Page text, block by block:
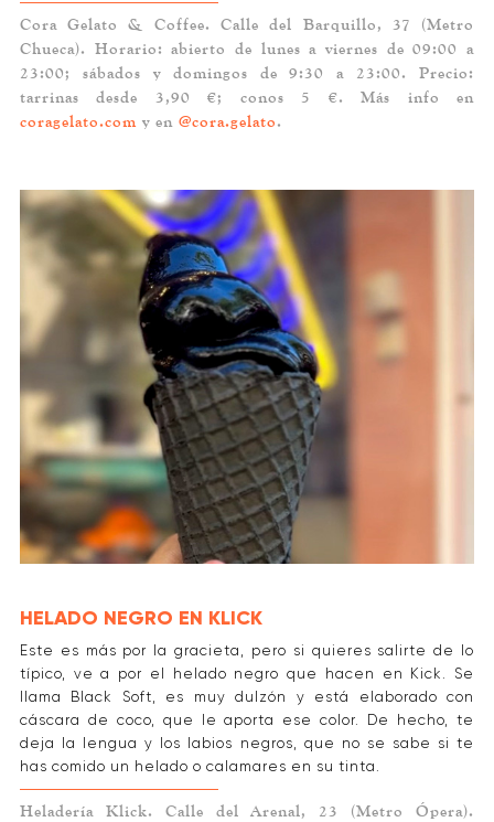
Cora Gelato & Coffee. Calle del Barquillo, 37 (Metro
Chueca). Horario: abierto de lunes a viernes de 09:00 a
23:00; sábados y domingos de 9:30 a 23:00. Precio:
tarrinas desde 3,90 €; conos 5 €. Más info en
coragelato.comy en @cora.gelato.
HELADO NEGRO EN KLICK
Este es más por la gracieta, pero si quieres salirte de lo
típico, ve a por el helado negro que hacen en Kick. Se
llama Black Soft, es muy dulzón y está elaborado con
cáscara de coco, que le aporta ese color. De hecho, te
deja la lengua y los labios negros, que no se sabe si te
has comido un helado o calamares en su tinta.
Heladería Klick. Calle del Arenal, 23 (Metro Ópera).